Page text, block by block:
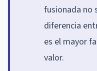
fusionada no
diferencia
es el mayor
valor.